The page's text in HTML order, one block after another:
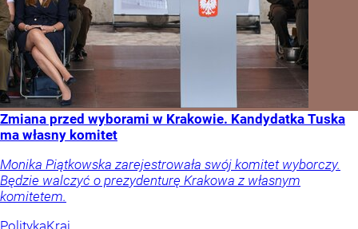
Zmiana przed wyborami w Krakowie. Kandydatka Tuska
ma własny komitet
Monika Piątkowska zarejestrowała swój komitet wyborczy.
Będzie walczyć o prezydenturę Krakowa z własnym
komitetem.
PolitykaKraj